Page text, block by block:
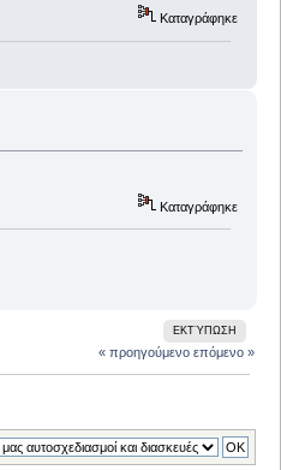
Καταγράφηκε
Καταγράφηκε
ΕΚΤΎΠΩΣΗ
« προηγούμενο επόμενο »